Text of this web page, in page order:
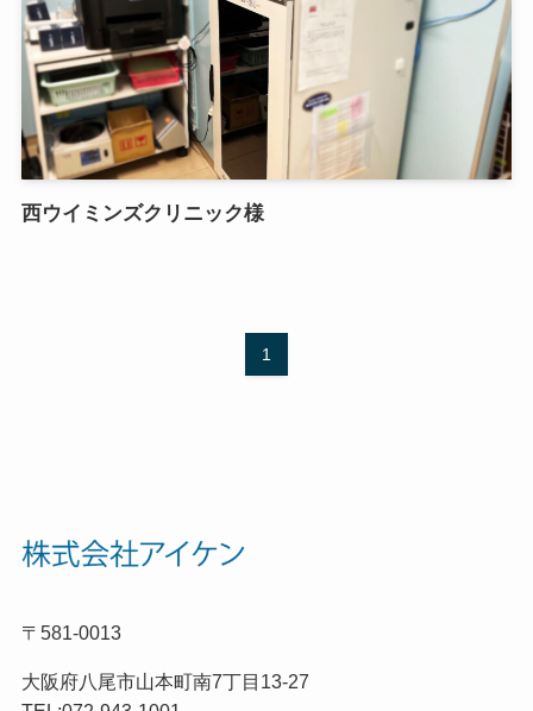
西ウイミンズクリニック様
1
〒581-0013
大阪府八尾市山本町南7丁目13-27